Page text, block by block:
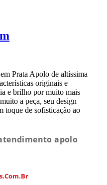
Prata Apolo de altíssima
originais e
e brilho por muito mais
a peça, seu design
toque de sofisticação ao
apolo